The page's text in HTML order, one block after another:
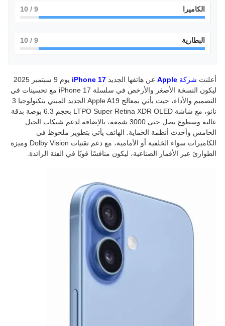
الكاميرا 9
/ 10
البطارية 9
/ 10
أعلنت شركة Apple عن هاتفها الجديد iPhone 17
يوم 9 سبتمبر 2025
ليكون النسخة الأصغر والأرخص في سلسلة iPhone 17 مع تحسينات في
التصميم والأداء، حيث يأتي بمعالج Apple A19 الجديد المبني بتكنولوجيا 3
نانو، مع شاشة LTPO Super Retina XDR OLED بحجم 6.3 بوصة بدقة
عالية وسطوع يصل حتى 3000 شمعة، بالإضافة لدعم شبكات الجيل
الخامس وأحدث أنظمة الحماية. الهاتف يأتي بتطوير ملحوظ في
الكاميرات سواء الخلفية أو الأمامية، مع دعم تقنيات Dolby Vision وميزة
الطوارئ عبر الأقمار الصناعية، ليكون منافسًا قويًا في الفئة الرائدة.